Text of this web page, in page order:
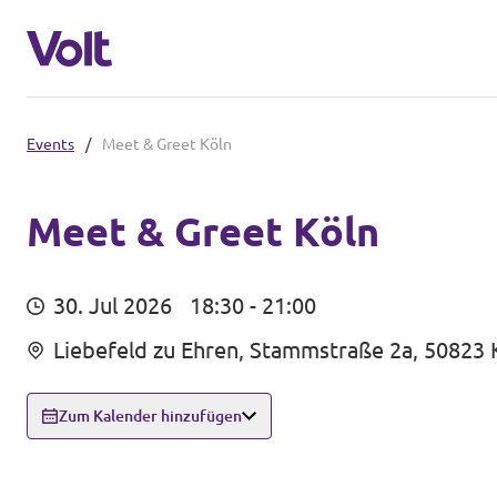
Volt in Nordrhein-Westfalen
Website von Volt NRW
Volt in Deutschland
Website
Menschen
Events / Meet & Greet Köln
Meet & Greet Köln
30. Jul 2026
18:30 - 21:00
Liebefeld zu Ehren, Stammstraße 2a, 50823
Zum Kalender hinzufügen